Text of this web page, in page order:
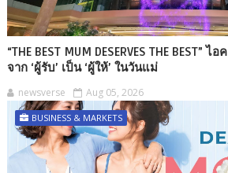
“THE BEST MUM DESERVES THE BEST”
จาก ‘ผู้รับ’ เป็น ‘ผู้ให้’ ในวันแม่
newsverse Aug 05, 2026
BUSINESS & MARKETS